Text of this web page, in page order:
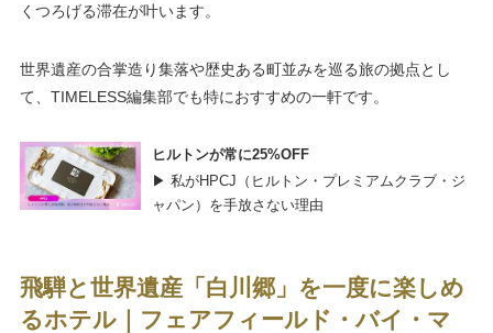
くつろげる滞在が叶います。
世界遺産の合掌造り集落や歴史ある町並みを巡る旅の拠点とし
て、TIMELESS編集部でも特におすすめの一軒です。
ヒルトンが常に25%OFF
▶ 私がHPCJ（ヒルトン・プレミアムクラブ・ジ
ャパン）を手放さない理由
飛騨と世界遺産「白川郷」を一度に楽しめ
るホテル｜フェアフィールド・バイ・マ